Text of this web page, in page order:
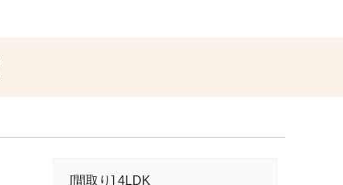
[間取り] 4LDK